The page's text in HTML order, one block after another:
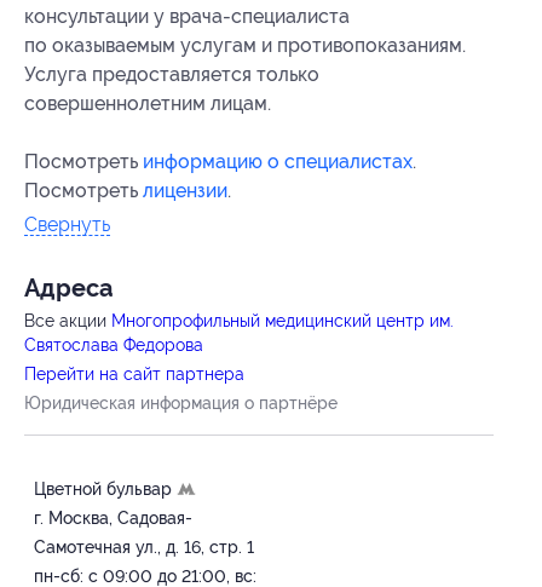
консультации у врача-специалиста
по оказываемым услугам и противопоказаниям.
Услуга предоставляется только
совершеннолетним лицам.
Посмотреть информацию о специалистах.
Посмотреть лицензии.
Свернуть
Адресa
Все акции Многопрофильный медицинский центр им.
Святослава Федорова
Перейти на сайт партнера
Юридическая информация о партнёре
Цветной бульвар
г. Москва, Садовая-
Cамотечная ул., д. 16, стр. 1
пн-сб: с 09:00 до 21:00, вс: